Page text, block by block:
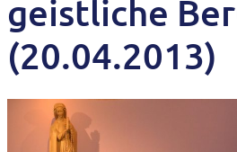
geistliche
(20.04.2013)